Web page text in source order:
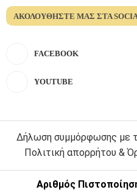
ΑΚΟΛΟΥΘΉΣΤΕ ΜΑΣ ΣΤΑ
FACEBOOK
YOUTUBE
Δήλωση συμμόρφωσης με
Πολιτική απορρήτου &
Αριθμός